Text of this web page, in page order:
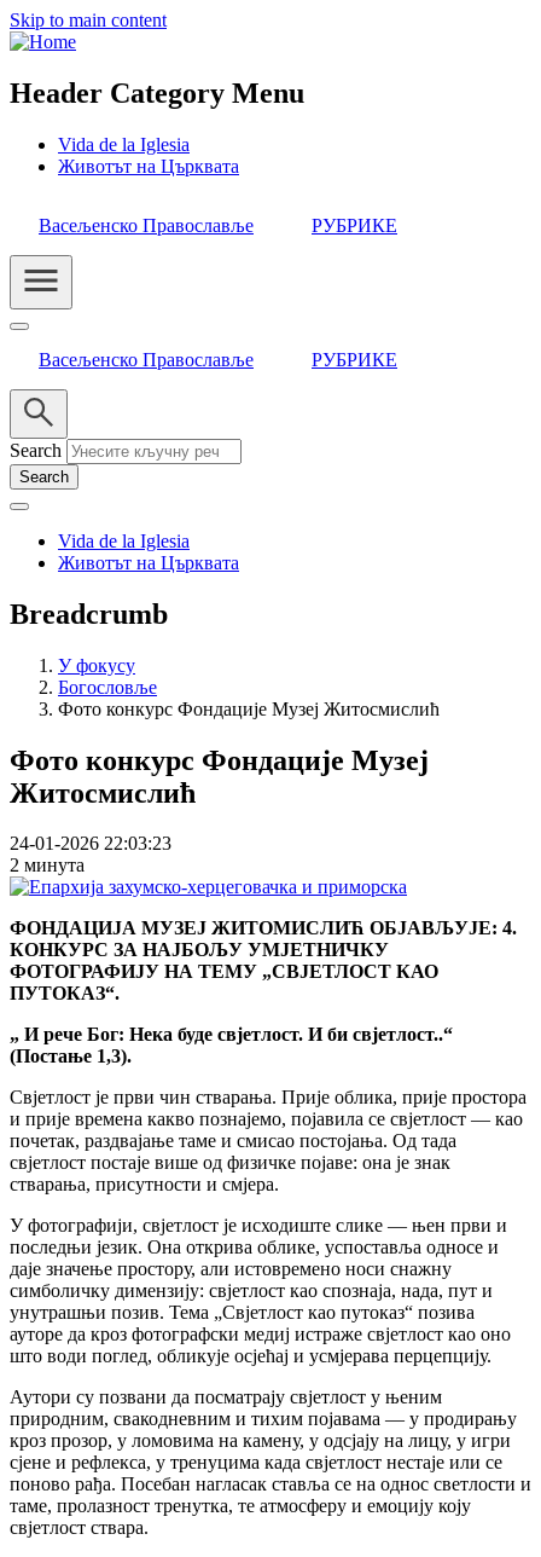
Skip to main content
Header Category Menu
Vida de la Iglesia
Животът на Църквата
Васељенско Православље РУБРИКЕ
Васељенско Православље РУБРИКЕ
Search
Vida de la Iglesia
Животът на Църквата
Breadcrumb
У фокусу
Богословље
Фото конкурс Фондације Музеј Житосмислић
Фото конкурс Фондације Музеј
Житосмислић
24-01-2026 22:03:23
2 минута
ФОНДАЦИЈА МУЗЕЈ ЖИТОМИСЛИЋ ОБЈАВЉУЈЕ: 4.
КОНКУРС ЗА НАЈБОЉУ УМЈЕТНИЧКУ
ФОТОГРАФИЈУ НА ТЕМУ „СВJЕТЛОСТ КАО
ПУТОКАЗ“.
„ И рече Бог: Нека буде свјетлост. И би свјетлост..“
(Постање 1,3).
Свјетлост је први чин стварања. Прије облика, прије простора
и прије времена какво познајемо, појавила се свјетлост — као
почетак, раздвајање таме и смисао постојања. Од тада
свјетлост постаје више од физичке појаве: она је знак
стварања, присутности и смјера.
У фотографији, свјетлост је исходиште слике — њен први и
последњи језик. Она открива облике, успоставља односе и
даје значење простору, али истовремено носи снажну
симболичку димензију: свјетлост као спознаја, нада, пут и
унутрашњи позив. Тема „Свјетлост као путоказ“ позива
ауторе да кроз фотографски медиј истраже свјетлост као оно
што води поглед, обликује осјећај и усмјерава перцепцију.
Аутори су позвани да посматрају свјетлост у њеним
природним, свакодневним и тихим појавама — у продирању
кроз прозор, у ломовима на камену, у одсјају на лицу, у игри
сјене и рефлекса, у тренуцима када свјетлост нестаје или се
поново рађа. Посебан нагласак ставља се на однос светлости и
таме, пролазност тренутка, те атмосферу и емоцију коју
свјетлост ствара.